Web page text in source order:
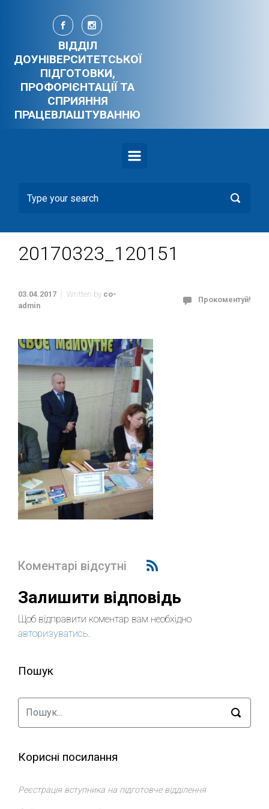
Skip to main content
ВІДДІЛ
ДОУНІВЕРСИТЕТСЬКОЇ
ПІДГОТОВКИ,
ПРОФОРІЄНТАЦІЇ ТА
СПРИЯННЯ
ПРАЦЕВЛАШТУВАННЮ
20170323_120151
03.04.2017 Written by co-
admin
Прокоментуй!
Коментарі відсутні
Залишити відповідь
Щоб відправити коментар вам необхідно
авторизуватись.
Пошук
Корисні посилання
Реєстрація вступника на підготовче відділення